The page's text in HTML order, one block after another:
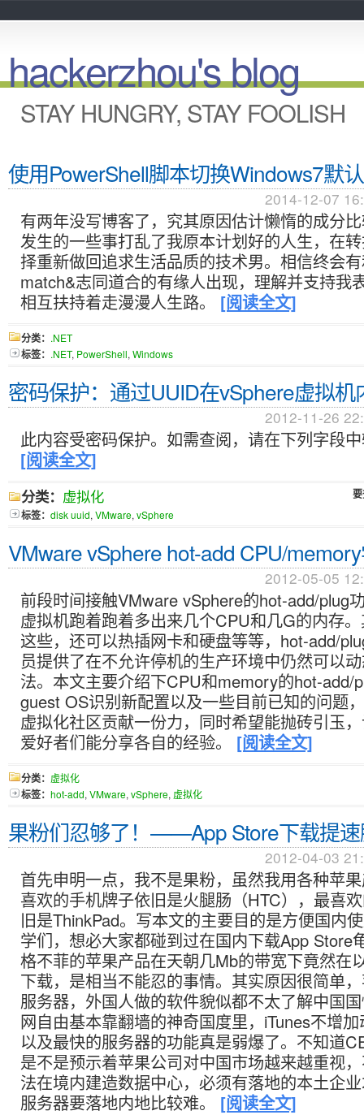
hackerzhou's blog
STAY HUNGRY, STAY FOOLISH
使用PowerShell脚本切换Windows7默
2014-12-07
有两年没写博客了，究其原因估计懒惰的成分
发生的一些事打乱了我原本计划好的人生，在
择重新做回追求生活品质的技术男。相信终会
match&志同道合的有缘人出现，理解并支持我
相互扶持着走漫漫人生路。 [阅读全文]
分类： .NET
标签： .NET, PowerShell, Windows
密码保护：通过UUID在vSphere虚拟机
2012-11-26
此内容受密码保护。如需查阅，请在下列字段
[阅读全文]
分类： 虚拟化
标签： disk uuid, VMware, vSphere
VMware vSphere hot-add CPU/
2012-05-05
前段时间接触VMware vSphere的hot-add/plug
虚拟机跑着跑着多出来几个CPU和几G的内存
这些，还可以热插网卡和硬盘等等，hot-add/
员提供了在不允许停机的生产环境中仍然可以
法。本文主要介绍下CPU和memory的hot-add/
guest OS识别新配置以及一些目前已知的问题
虚拟化社区贡献一份力，同时希望能抛砖引玉
爱好者们能分享各自的经验。 [阅读全文]
分类： 虚拟化
标签： hot-add, VMware, vSphere, 虚拟化
果粉们忍够了！——App Store下载提
2012-04-03
首先申明一点，我不是果粉，虽然我用各种苹
喜欢的手机牌子依旧是火腿肠（HTC），最喜
旧是ThinkPad。写本文的主要目的是方便国内
学们，想必大家都碰到过在国内下载App Store
格不菲的苹果产品在天朝几Mb的带宽下竟然在
下载，是相当不能忍的事情。其实原因很简单
服务器，外国人做的软件貌似都不太了解中国
网自由基本靠翻墙的神奇国度里，iTunes不增
以及最快的服务器的功能真是弱爆了。不知道
是不是预示着苹果公司对中国市场越来越重视
法在境内建造数据中心，必须有落地的本土企
服务器要落地内地比较难。 [阅读全文]